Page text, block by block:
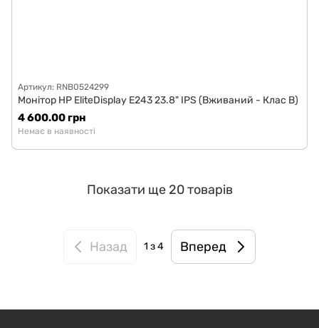
Артикул: RNB0524299
Монітор HP EliteDisplay E243 23.8" IPS (Вживаний - Клас B)
4 600.00 грн
Немає в наявності
Показати ще 20 товарів
Назад 1 з 4 Вперед